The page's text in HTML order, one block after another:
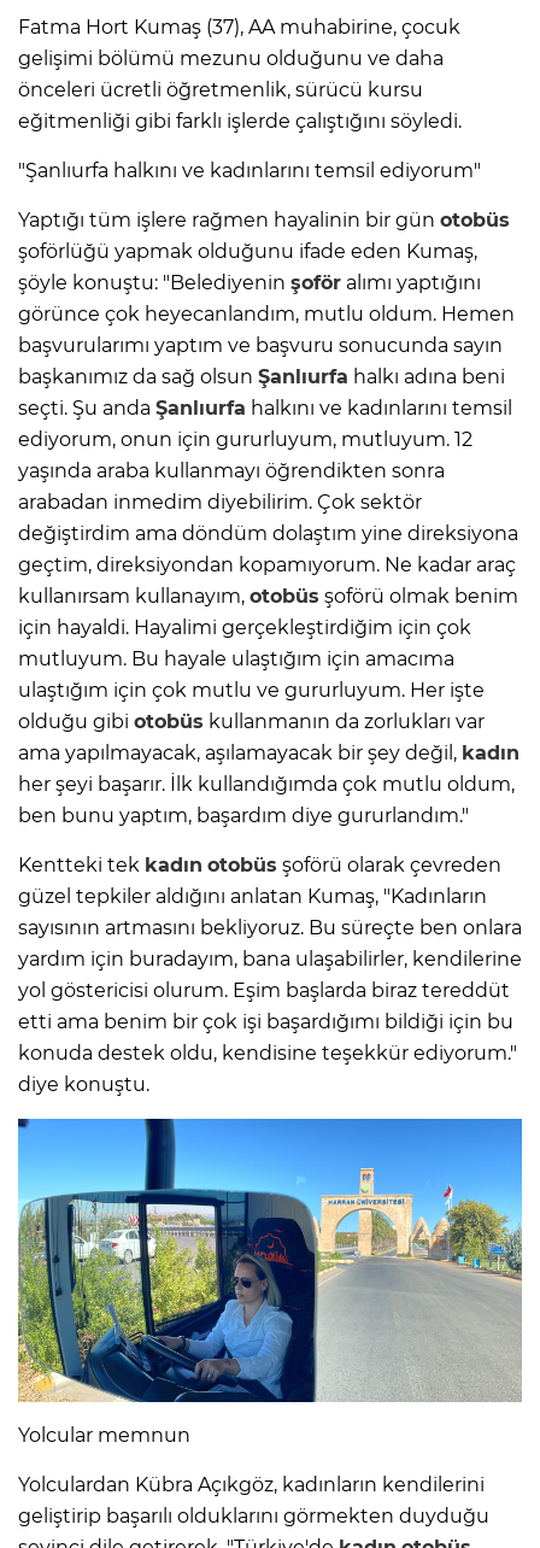
Fatma Hort Kumaş (37), AA muhabirine, çocuk
gelişimi bölümü mezunu olduğunu ve daha
önceleri ücretli öğretmenlik, sürücü kursu
eğitmenliği gibi farklı işlerde çalıştığını söyledi.
"Şanlıurfa halkını ve kadınlarını temsil ediyorum"
Yaptığı tüm işlere rağmen hayalinin bir gün otobüs
şoförlüğü yapmak olduğunu ifade eden Kumaş,
şöyle konuştu: "Belediyenin şoför alımı yaptığını
görünce çok heyecanlandım, mutlu oldum. Hemen
başvurularımı yaptım ve başvuru sonucunda sayın
başkanımız da sağ olsun Şanlıurfa halkı adına beni
seçti. Şu anda Şanlıurfa halkını ve kadınlarını temsil
ediyorum, onun için gururluyum, mutluyum. 12
yaşında araba kullanmayı öğrendikten sonra
arabadan inmedim diyebilirim. Çok sektör
değiştirdim ama döndüm dolaştım yine direksiyona
geçtim, direksiyondan kopamıyorum. Ne kadar araç
kullanırsam kullanayım, otobüs şoförü olmak benim
için hayaldi. Hayalimi gerçekleştirdiğim için çok
mutluyum. Bu hayale ulaştığım için amacıma
ulaştığım için çok mutlu ve gururluyum. Her işte
olduğu gibi otobüs kullanmanın da zorlukları var
ama yapılmayacak, aşılamayacak bir şey değil, kadın
her şeyi başarır. İlk kullandığımda çok mutlu oldum,
ben bunu yaptım, başardım diye gururlandım."
Kentteki tek kadın otobüs şoförü olarak çevreden
güzel tepkiler aldığını anlatan Kumaş, "Kadınların
sayısının artmasını bekliyoruz. Bu süreçte ben onlara
yardım için buradayım, bana ulaşabilirler, kendilerine
yol göstericisi olurum. Eşim başlarda biraz tereddüt
etti ama benim bir çok işi başardığımı bildiği için bu
konuda destek oldu, kendisine teşekkür ediyorum."
diye konuştu.
Yolcular memnun
Yolculardan Kübra Açıkgöz, kadınların kendilerini
geliştirip başarılı olduklarını görmekten duyduğu